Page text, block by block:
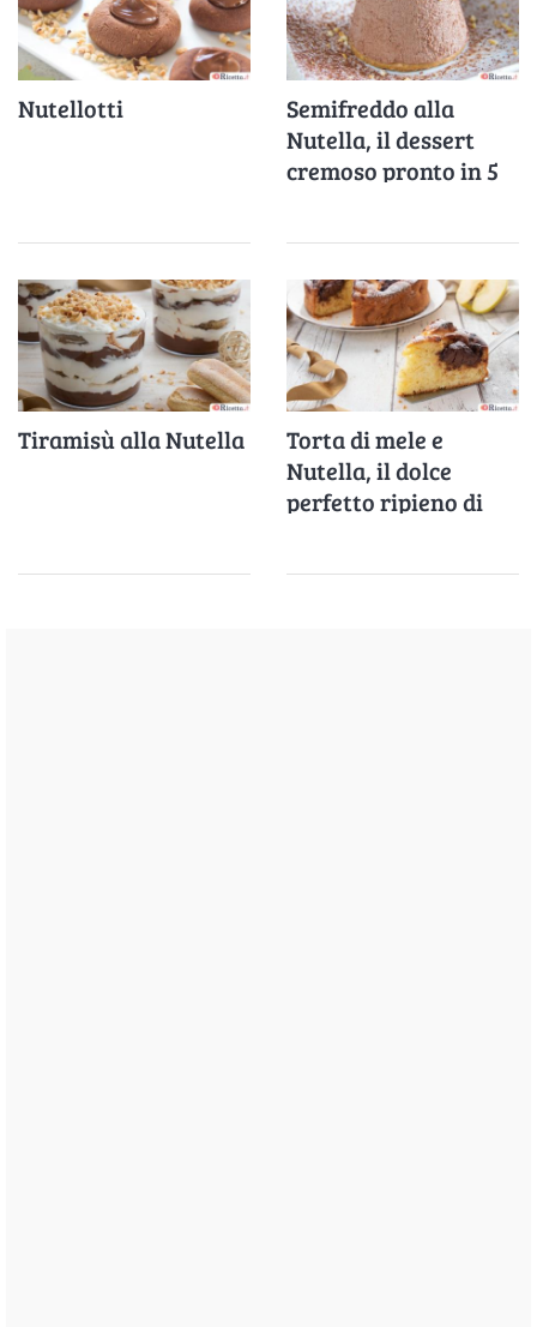
Nutellotti
Semifreddo alla
Nutella, il dessert
cremoso pronto in 5
Tiramisù alla Nutella
Torta di mele e
Nutella, il dolce
perfetto ripieno di